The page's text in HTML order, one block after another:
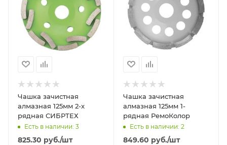
Чашка зачистная
алмазная 125мм 2-х
рядная СИБРТЕХ
Есть в наличии: 3
825.30 руб./шт
Чашка зачистная
алмазная 125мм 1-
рядная РемоКолор
Есть в наличии: 2
849.60 руб./шт